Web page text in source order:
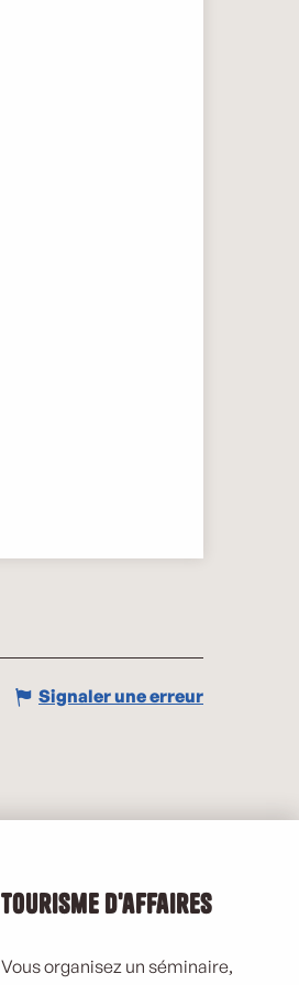
Signaler une erreur
Tourisme d'affaires
Vous organisez un séminaire,